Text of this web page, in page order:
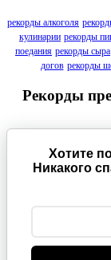
рекорды алкоголя
кулинарии рекорды
поедания рекорды сыра
догов рекорды
Рекорды
Хотите
Никакого